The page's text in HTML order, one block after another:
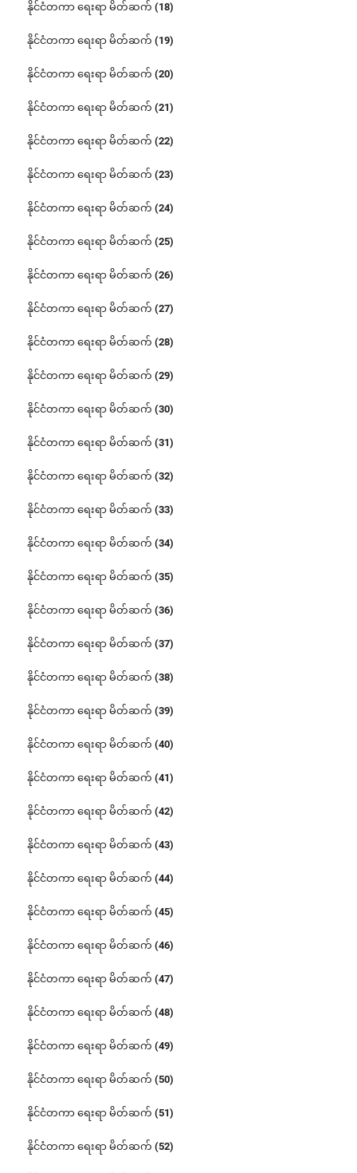
နိုင်ငံတကာ ရေးရာ မိတ်ဆက် (18)
နိုင်ငံတကာ ရေးရာ မိတ်ဆက် (19)
နိုင်ငံတကာ ရေးရာ မိတ်ဆက် (20)
နိုင်ငံတကာ ရေးရာ မိတ်ဆက် (21)
နိုင်ငံတကာ ရေးရာ မိတ်ဆက် (22)
နိုင်ငံတကာ ရေးရာ မိတ်ဆက် (23)
နိုင်ငံတကာ ရေးရာ မိတ်ဆက် (24)
နိုင်ငံတကာ ရေးရာ မိတ်ဆက် (25)
နိုင်ငံတကာ ရေးရာ မိတ်ဆက် (26)
နိုင်ငံတကာ ရေးရာ မိတ်ဆက် (27)
နိုင်ငံတကာ ရေးရာ မိတ်ဆက် (28)
နိုင်ငံတကာ ရေးရာ မိတ်ဆက် (29)
နိုင်ငံတကာ ရေးရာ မိတ်ဆက် (30)
နိုင်ငံတကာ ရေးရာ မိတ်ဆက် (31)
နိုင်ငံတကာ ရေးရာ မိတ်ဆက် (32)
နိုင်ငံတကာ ရေးရာ မိတ်ဆက် (33)
နိုင်ငံတကာ ရေးရာ မိတ်ဆက် (34)
နိုင်ငံတကာ ရေးရာ မိတ်ဆက် (35)
နိုင်ငံတကာ ရေးရာ မိတ်ဆက် (36)
နိုင်ငံတကာ ရေးရာ မိတ်ဆက် (37)
နိုင်ငံတကာ ရေးရာ မိတ်ဆက် (38)
နိုင်ငံတကာ ရေးရာ မိတ်ဆက် (39)
နိုင်ငံတကာ ရေးရာ မိတ်ဆက် (40)
နိုင်ငံတကာ ရေးရာ မိတ်ဆက် (41)
နိုင်ငံတကာ ရေးရာ မိတ်ဆက် (42)
နိုင်ငံတကာ ရေးရာ မိတ်ဆက် (43)
နိုင်ငံတကာ ရေးရာ မိတ်ဆက် (44)
နိုင်ငံတကာ ရေးရာ မိတ်ဆက် (45)
နိုင်ငံတကာ ရေးရာ မိတ်ဆက် (46)
နိုင်ငံတကာ ရေးရာ မိတ်ဆက် (47)
နိုင်ငံတကာ ရေးရာ မိတ်ဆက် (48)
နိုင်ငံတကာ ရေးရာ မိတ်ဆက် (49)
နိုင်ငံတကာ ရေးရာ မိတ်ဆက် (50)
နိုင်ငံတကာ ရေးရာ မိတ်ဆက် (51)
နိုင်ငံတကာ ရေးရာ မိတ်ဆက် (52)